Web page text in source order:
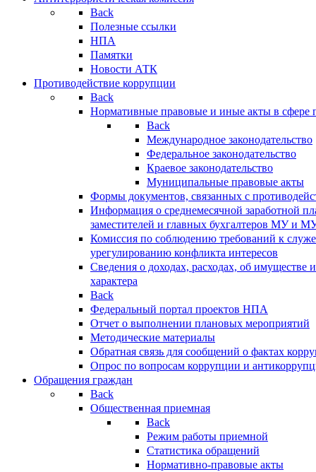
Back
Полезные ссылки
НПА
Памятки
Новости АТК
Противодействие коррупции
Back
Нормативные правовые и иные акты в сфере
Back
Международное законодательство
Федеральное законодательство
Краевое законодательство
Муниципальные правовые акты
Формы документов, связанных с
Информация о среднемесячной заработной
заместителей и главных бухгалтеров МУ и
Комиссия по соблюдению требований к
урегулированию конфликта интересов
Сведения о доходах, расходах, об имуществе
характера
Back
Федеральный портал проектов НПА
Отчет о выполнении плановых мероприятий
Методические материалы
Обратная связь для сообщений о фактах
Опрос по вопросам коррупции и
Обращения граждан
Back
Общественная приемная
Back
Режим работы приемной
Статистика обращений
Нормативно-правовые акты